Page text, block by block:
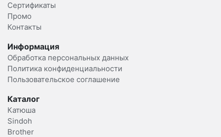
Сертификаты
Промо
Контакты
Информация
Обработка персональных данных
Политика конфиденциальности
Пользовательское соглашение
Каталог
Катюша
Sindoh
Brother